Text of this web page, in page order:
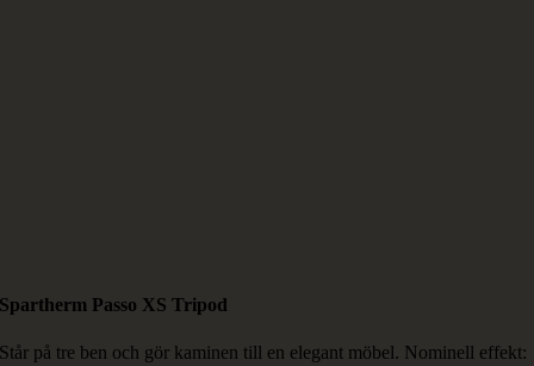
Spartherm Passo XS Tripod
Står på tre ben och gör kaminen till en elegant möbel. Nominell effekt: